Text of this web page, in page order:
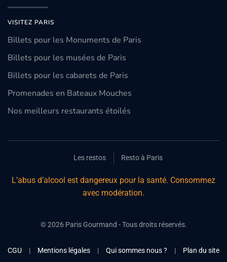
VISITEZ PARIS
Billets pour les Monuments de Paris
Billets pour les musées de Paris
Billets pour les cabarets de Paris
Promenades en Bateaux Mouches
Nos meilleurs restaurants étoilés
Les restos Resto à Paris
L’abus d’alcool est dangereux pour la santé. Consommez
avec modération.
©2026Paris Gourmand - Tous droits réservés.
CGU | Mentions légales | Qui sommes nous ? | Plan du site